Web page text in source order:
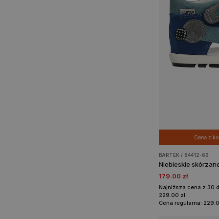
Cena z
BARTEK / 84412-66
179.00 zł
Najniższa cena z 30
229.00 zł
Cena regularna: